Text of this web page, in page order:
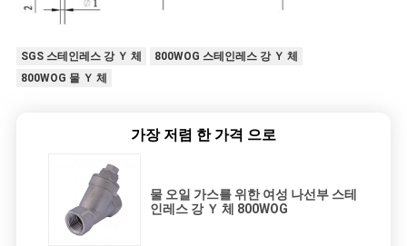
SGS 스테인레스 강 Ｙ 체
800WOG 스테인레스 강 Ｙ 체
800WOG 물 Ｙ 체
가장 저렴 한 가격 으로
물 오일 가스를 위한 여성 나선부 스테
인레스 강 Ｙ 체 800WOG